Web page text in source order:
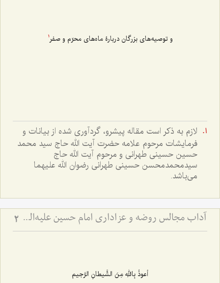
و توصیه‌های بزرگان دربارۀ ماه‌های محرّم و صفر1
لازم به ذکر است مقاله پیشرو، گردآوری شده از بیانات و
فرمایشات مرحوم علامه حضرت آیت الله حاج سید محمد
حسین حسینی طهرانی و مرحوم آیت الله حاج
سیدمحمدمحسن حسینی طهرانی رضوان الله علیهما
می‌باشد.
آداب مجالس روضه و عزاداری امام حسین علیه‌السلام - و توصیه‌های بزرگان دربارۀ ماه‌های محرّم و صفر 2
أعوذُ بِاللهِ مِنَ الشَّيطانِ الرَّجيم‌